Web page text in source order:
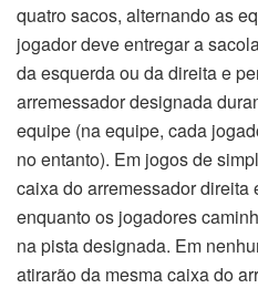
quatro sacos, alternando as
jogador deve entregar a
da esquerda ou da direita e
arremessador designada
equipe (na equipe, cada
no entanto). Em jogos de
caixa do arremessador direita
enquanto os jogadores
na pista designada. Em
atirarão da mesma caixa do